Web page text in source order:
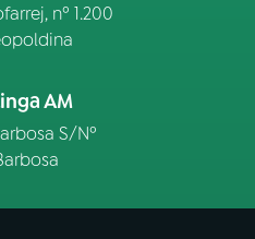
nº 1.200
AM
S/Nº